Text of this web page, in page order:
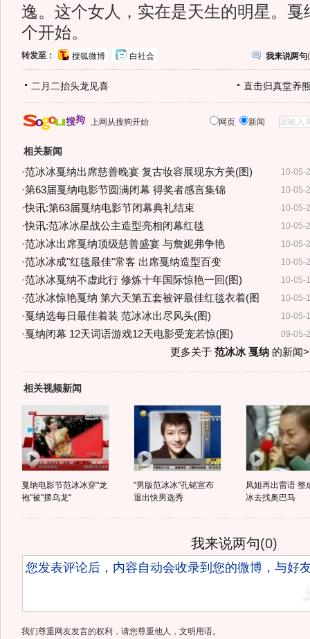
逸。这个女人，实在是天生的明星。戛
个开始。
转发至： 搜狐微博 白社会 我来说两句(
二月二抬头龙见喜 直击归真堂养
上网从搜狗开始 网页 新闻
相关新闻
10-05-
·范冰冰戛纳出席慈善晚宴 复古妆容展现东方美(图)
10-05-
·第63届戛纳电影节圆满闭幕 得奖者感言集锦
10-05-
·快讯:第63届戛纳电影节闭幕典礼结束
10-05-
·快讯:范冰冰星战公主造型亮相闭幕红毯
10-05-
·范冰冰出席戛纳顶级慈善盛宴 与詹妮弗争艳
10-05-
·范冰冰成"红毯最佳"常客 出席戛纳造型百变
10-05-
·范冰冰戛纳不虚此行 修炼十年国际惊艳一回(图)
10-05-
·范冰冰惊艳戛纳 第六天第五套被评最佳红毯衣着(图
10-05-
·戛纳选每日最佳着装 范冰冰出尽风头(图)
09-05-
·戛纳闭幕 12天词语游戏12天电影受宠若惊(图)
更多关于 范冰冰 戛纳的新闻
相关视频新闻
戛纳电影节范冰冰穿"龙
袍"被"摆乌龙"
"男版范冰冰"孔铭宣布
退出快男选秀
凤姐再出雷语 整
冰去找奥巴马
我来说两句(0)
我们尊重网友发言的权利，请您尊重他人，文明用语。